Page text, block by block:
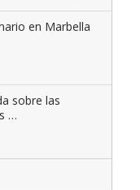
en Marbella
sobre las
…